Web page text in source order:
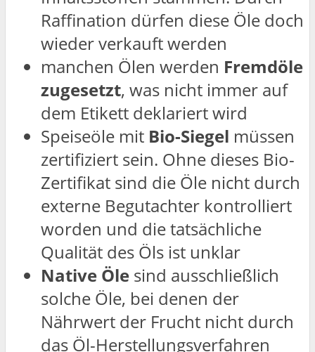
Raffination dürfen diese Öle doch
wieder verkauft werden
manchen Ölen werden Fremdöle
zugesetzt, was nicht immer auf
dem Etikett deklariert wird
Speiseöle mit Bio-Siegel müssen
zertifiziert sein. Ohne dieses Bio-
Zertifikat sind die Öle nicht durch
externe Begutachter kontrolliert
worden und die tatsächliche
Qualität des Öls ist unklar
Native Öle sind ausschließlich
solche Öle, bei denen der
Nährwert der Frucht nicht durch
das Öl-Herstellungsverfahren